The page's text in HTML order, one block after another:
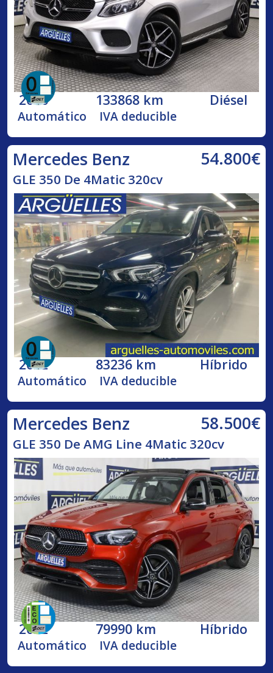
2016 133868 km Diésel
Automático IVA deducible
Mercedes Benz 54.800€
GLE 350 De 4Matic 320cv
2022 83236 km Híbrido
Automático IVA deducible
Mercedes Benz 58.500€
GLE 350 De AMG Line 4Matic 320cv
2022 79990 km Híbrido
Automático IVA deducible